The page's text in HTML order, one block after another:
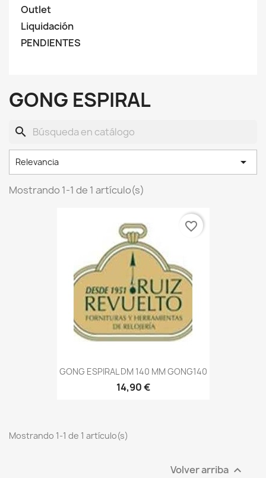
Outlet
Liquidación
PENDIENTES
GONG ESPIRAL
search
Relevancia 
Mostrando 1-1 de 1 artículo(s)
GONG ESPIRAL DM 140 MM GONG140
14,90 €
favorite_border
Mostrando 1-1 de 1 artículo(s)
Volver arriba 